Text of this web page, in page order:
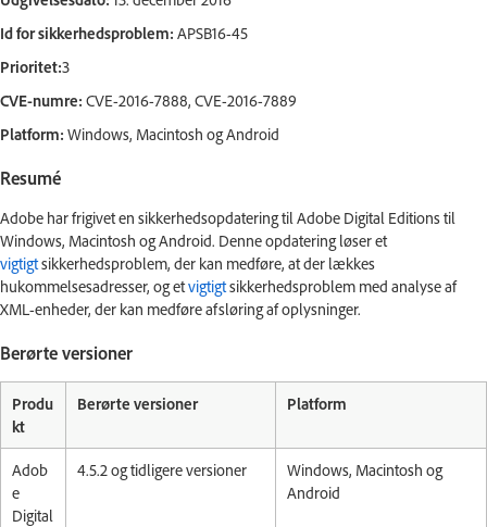
Id for sikkerhedsproblem: APSB16-45
Prioritet:3
CVE-numre: CVE-2016-7888, CVE-2016-7889
Platform: Windows, Macintosh og Android
Resumé
Adobe har frigivet en sikkerhedsopdatering til Adobe Digital Editions til
Windows, Macintosh og Android. Denne opdatering løser et
vigtigtsikkerhedsproblem, der kan medføre, at der lækkes
hukommelsesadresser, og etvigtigtsikkerhedsproblem med analyse af
XML-enheder, der kan medføre afsløring af oplysninger.
Berørte versioner
Produ
kt
Berørte versioner Platform
Adob
e
Digital
4.5.2 og tidligere versioner
Windows, Macintosh og
Android